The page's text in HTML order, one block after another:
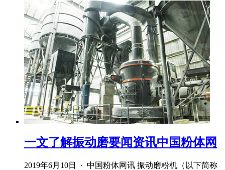
一文了解振动磨要闻资讯中国粉体网
2019年6月10日 · 中国粉体网讯 振动磨粉机（以下简称